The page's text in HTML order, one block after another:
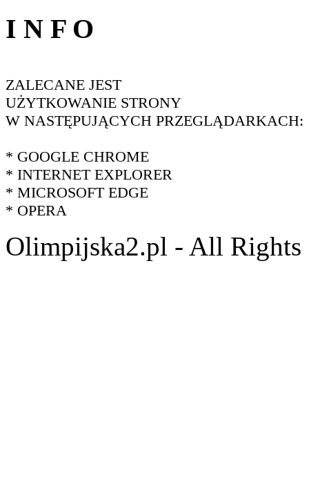
I N F O
ZALECANE JEST
UŻYTKOWANIE STRONY
W NASTĘPUJĄCYCH PRZEGLĄDARKACH:
* GOOGLE CHROME
* INTERNET EXPLORER
* MICROSOFT EDGE
* OPERA
Olimpijska2.pl - All Rights